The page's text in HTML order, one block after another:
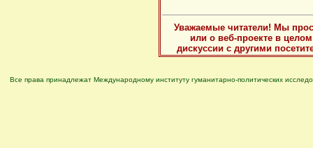
Уважаемые читатели! Мы
или о веб-проекте в
дискуссии с другими
Все права принадлежат Международному институту гуманитарно-политических